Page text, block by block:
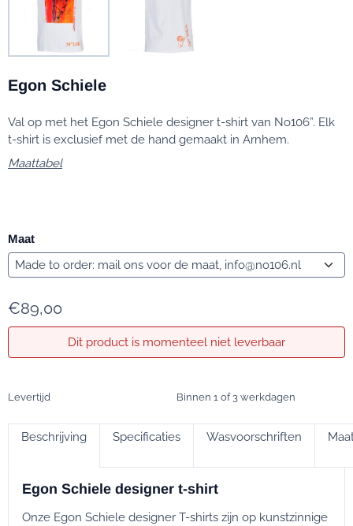
Egon Schiele
Val op met het Egon Schiele designer t-shirt van No106”. Elk
t-shirt is exclusief met de hand gemaakt in Arnhem.
Maattabel
Maat
€89,00
Dit product is momenteel niet leverbaar
Levertijd Binnen 1 of 3 werkdagen
Beschrijving Specificaties Wasvoorschriften
Egon Schiele designer t-shirt
Onze Egon Schiele designer T-shirts zijn op kunstzinnige